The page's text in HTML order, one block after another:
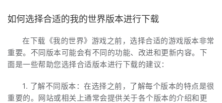
如何选择合适的我的世界版本进行下载
在下载《我的世界》游戏之前，选择合适的游戏版本非常
重要。不同版本可能会有不同的功能、改进和更新内容。下
面是一些帮助您选择合适版本进行下载的建议：
1. 了解不同版本：在选择之前，了解每个版本的特点是很
重要的。网站或相关上通常会提供关于各个版本的介绍和更